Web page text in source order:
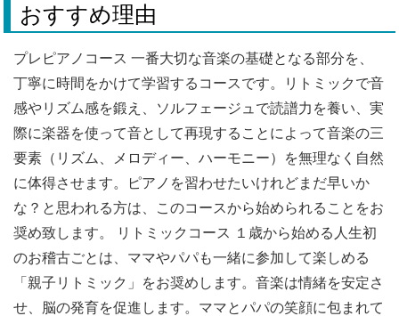
おすすめ理由
プレピアノコース 一番大切な音楽の基礎となる部分を、
丁寧に時間をかけて学習するコースです。リトミックで音
感やリズム感を鍛え、ソルフェージュで読譜力を養い、実
際に楽器を使って音として再現することによって音楽の三
要素（リズム、メロディー、ハーモニー）を無理なく自然
に体得させます。ピアノを習わせたいけれどまだ早いか
な？と思われる方は、このコースから始められることをお
奨め致します。 リトミックコース １歳から始める人生初
のお稽古ごとは、ママやパパも一緒に参加して楽しめる
「親子リトミック」をお奨めします。音楽は情緒を安定さ
せ、脳の発育を促進します。ママとパパの笑顔に包まれて